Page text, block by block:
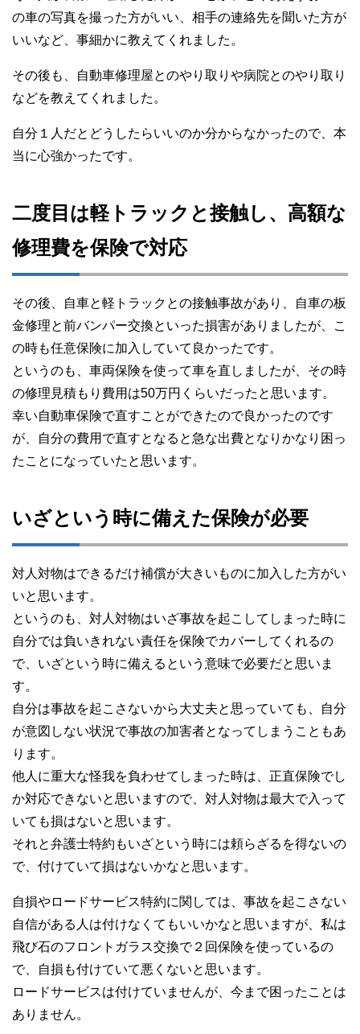
の車の写真を撮った方がいい、相手の連絡先を聞いた方が
いいなど、事細かに教えてくれました。
その後も、自動車修理屋とのやり取りや病院とのやり取り
などを教えてくれました。
自分１人だとどうしたらいいのか分からなかったので、本
当に心強かったです。
二度目は軽トラックと接触し、高額な
修理費を保険で対応
その後、自車と軽トラックとの接触事故があり、自車の板
金修理と前バンパー交換といった損害がありましたが、こ
の時も任意保険に加入していて良かったです。
というのも、車両保険を使って車を直しましたが、その時
の修理見積もり費用は50万円くらいだったと思います。
幸い自動車保険で直すことができたので良かったのです
が、自分の費用で直すとなると急な出費となりかなり困っ
たことになっていたと思います。
いざという時に備えた保険が必要
対人対物はできるだけ補償が大きいものに加入した方がい
いと思います。
というのも、対人対物はいざ事故を起こしてしまった時に
自分では負いきれない責任を保険でカバーしてくれるの
で、いざという時に備えるという意味で必要だと思いま
す。
自分は事故を起こさないから大丈夫と思っていても、自分
が意図しない状況で事故の加害者となってしまうこともあ
ります。
他人に重大な怪我を負わせてしまった時は、正直保険でし
か対応できないと思いますので、対人対物は最大で入って
いても損はないと思います。
それと弁護士特約もいざという時には頼らざるを得ないの
で、付けていて損はないかなと思います。
自損やロードサービス特約に関しては、事故を起こさない
自信がある人は付けなくてもいいかなと思いますが、私は
飛び石のフロントガラス交換で２回保険を使っているの
で、自損も付けていて悪くないと思います。
ロードサービスは付けていませんが、今まで困ったことは
ありません。